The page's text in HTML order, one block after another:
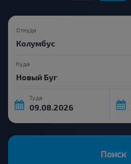
Откуда
Куда
Туда
Поиск